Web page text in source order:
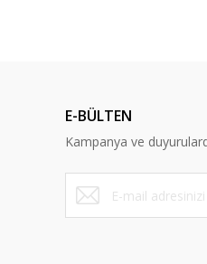
Ürün bilgilerinde
Ürün fiyatı diğer
Bu ürüne benzer
E-BÜLTEN
Kampanya ve